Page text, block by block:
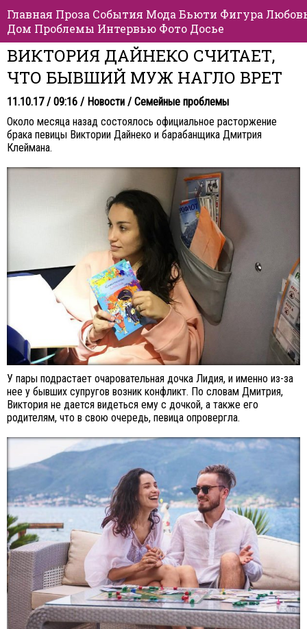
Главная Проза События Мода Бьюти Фигура
Дом Проблемы Интервью Фото Досье
ВИКТОРИЯ ДАЙНЕКО СЧИТАЕТ,
ЧТО БЫВШИЙ МУЖ НАГЛО ВРЕТ
11.10.17 / 09:16 / Новости / Семейные проблемы
Около месяца назад состоялось официальное расторжение
брака певицы Виктории Дайнеко и барабанщика Дмитрия
Клеймана.
У пары подрастает очаровательная дочка Лидия, и именно из-за
нее у бывших супругов возник конфликт. По словам Дмитрия,
Виктория не дается видеться ему с дочкой, а также его
родителям, что в свою очередь, певица опровергла.